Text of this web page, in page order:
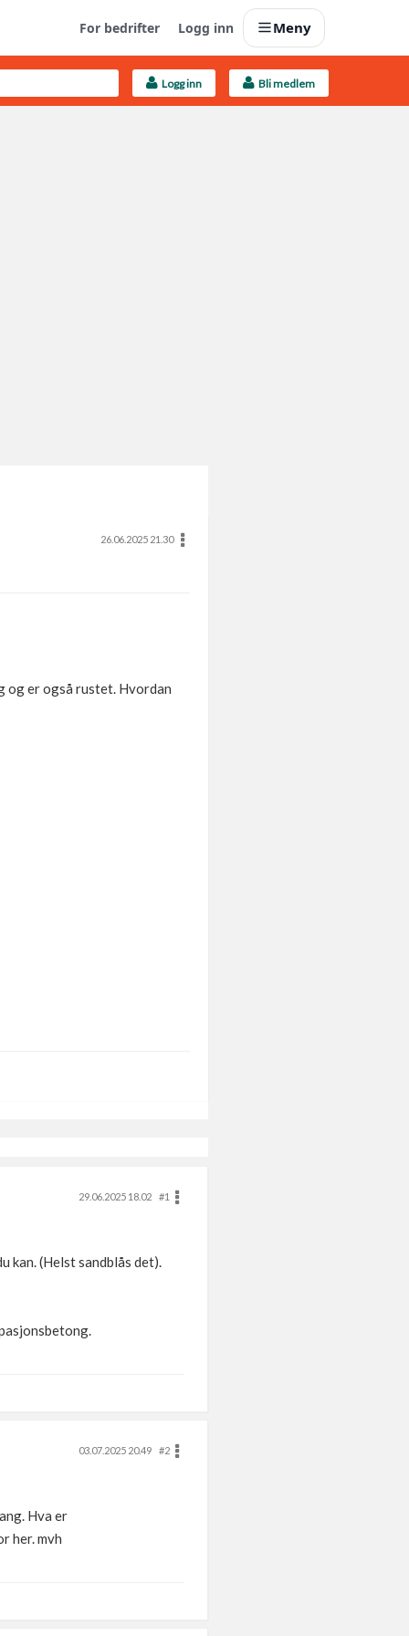
For bedrifter Logg inn Meny
Last opp selv Logg inn Bli medlem
26.06.2025 21.30
og er også rustet. Hvordan
29.06.2025 18.02
#1
kan. (Helst sandblås det).
03.07.2025 20.49
#2
Hva er
her. mvh